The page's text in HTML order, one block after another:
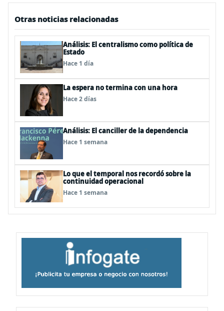
Otras noticias relacionadas
Análisis: El centralismo como política de
Estado
Hace 1 día
La espera no termina con una hora
Hace 2 días
Análisis: El canciller de la dependencia
Hace 1 semana
Lo que el temporal nos recordó sobre la
continuidad operacional
Hace 1 semana